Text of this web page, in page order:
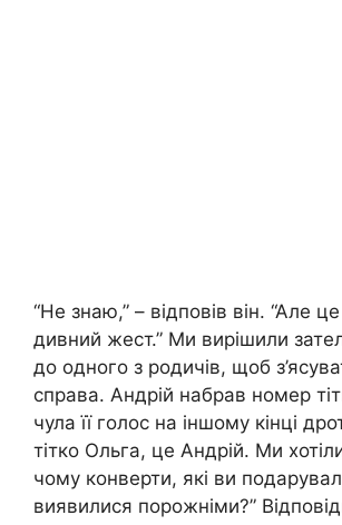
“Не знаю,” – відповів він. “Але
дивний жест.” Ми вирішили
до одного з родичів, щоб
справа. Андрій набрав номер
чула її голос на іншому кінці
тітко Ольга, це Андрій. Ми
чому конверти, які ви
виявилися порожніми?”